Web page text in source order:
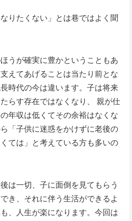
りたくない」とは巷ではよく聞
うが確実に豊かということもあ
えてあげることは当たり前とな
時代の今は違います。子は将来
らす存在ではなくなり、 親が仕
年収は低くてその余裕はなくな
「子供に迷惑をかけずに老後の
ては」と考えている方も多いの
は一切、子に面倒を見てもらう
き、それに伴う生活ができるよ
、人生が楽になります。今回は